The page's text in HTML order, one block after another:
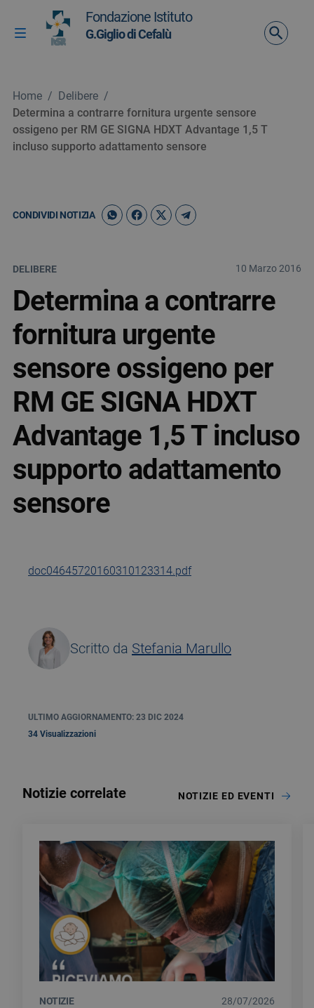
Vai ai contenuti
Vai al menu di navigazione
Vai al footer
Attiva / disattiva la navigazione
Fondazione Istituto
G.Giglio di Cefalù
Home / Delibere /
Determina a contrarre fornitura urgente sensore
ossigeno per RM GE SIGNA HDXT Advantage 1,5 T
incluso supporto adattamento sensore
CONDIVIDI NOTIZIA
DELIBERE 10 Marzo 2016
Determina a contrarre
fornitura urgente
sensore ossigeno per
RM GE SIGNA HDXT
Advantage 1,5 T incluso
supporto adattamento
sensore
doc04645720160310123314.pdf
Scritto da Stefania Marullo
ULTIMO AGGIORNAMENTO: 23 DIC 2024
34 Visualizzazioni
Notizie correlate NOTIZIE ED EVENTI
NOTIZIE 28/07/2026